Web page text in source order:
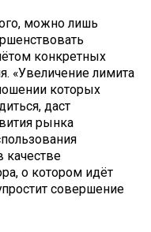
можно лишь
конкретных
«Увеличение лимита
которых
даст
рынка
качестве
о котором идёт
совершение